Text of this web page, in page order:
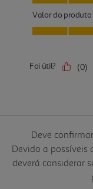
Deve
Devido a possíveis
deverá considerar